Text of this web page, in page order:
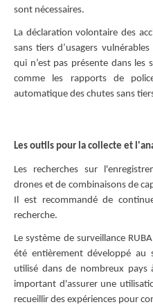
sont nécessaires.
La déclaration volontaire des
sans tiers d’usagers
qui n’est pas présente dans les
comme les rapports de
automatique des chutes sans
Les outils pour la collecte et
Les recherches sur
drones et de combinaisons de
Il est recommandé de
recherche.
Le système de surveillance
été entièrement développé
utilisé dans de nombreux
important d'assurer une
recueillir des expériences pour